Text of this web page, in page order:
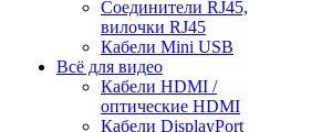
Соединители RJ45,
вилочки RJ45
Кабели Mini USB
Всё для видео
Кабели HDMI /
оптические HDMI
Кабели DisplayPort